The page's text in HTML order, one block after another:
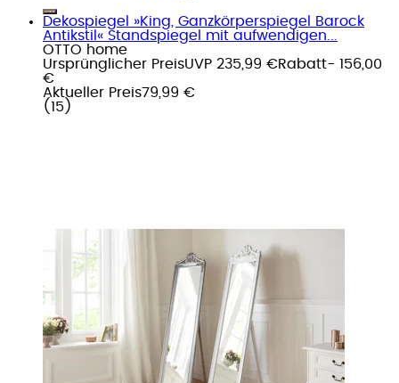
Dekospiegel »King, Ganzkörperspiegel Barock
Antikstil« Standspiegel mit aufwendigen...
OTTO home
Ursprünglicher PreisUVP 235,99 €Rabatt- 156,00
€
Aktueller Preis79,99 €
( 15 )